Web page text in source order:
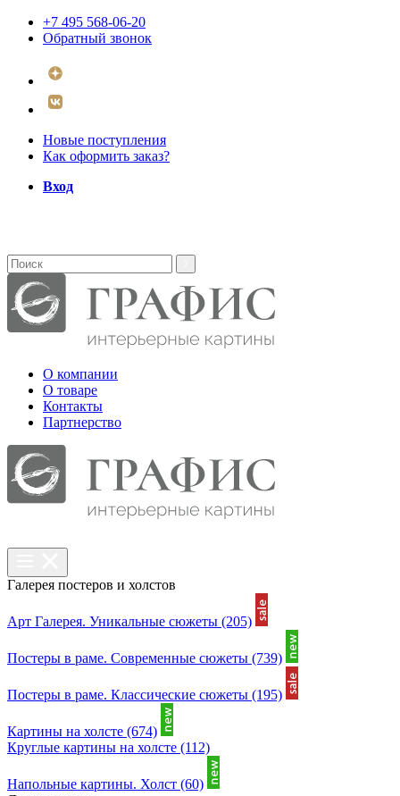
+7 495 568-06-20
Обратный звонок
Новые поступления
Как оформить заказ?
Вход
О компании
О товаре
Контакты
Партнерcтво
Галерея постеров и холстов
Арт Галерея. Уникальные сюжеты (205)
Постеры в раме. Современные сюжеты (739)
Постеры в раме. Классические сюжеты (195)
Картины на холсте (674)
Круглые картины на холсте (112)
Напольные картины. Холст (60)